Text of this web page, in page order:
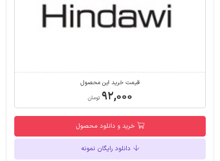
قیمت خرید این محصول
۹۲,۰۰۰ تومان
خرید و دانلود محصول
دانلود رایگان نمونه